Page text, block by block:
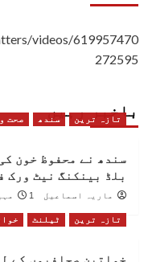
videos/619957470
272595
باخبر رہیں
تازہ ترین سندھ صحت
سندھ نے محفوظ خون
بلڈ بینکنگ نیٹ ورک
ماریہ اسماعیل 1 مہینہ ago
تازہ ترین ٹیلنٹ
خواتین صحافیوں کے